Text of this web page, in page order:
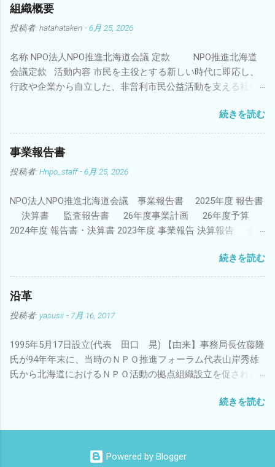
組織概要
投稿者: hatahataken -6月 25, 2026
名称 NPO法人NPO推進北海道会議 定款 NPO推進北海道
会議定款 活動内容 市民を主役とする新しい時代に即応し、
行政や企業から自立した、非営利市民公益活動を支える社会
北海道に作ることを目的とし、１９９５年５月に結成されま
した。 NPOを広めるための広報活動、フォーラムやシンポジ
ウムなどの開催、NPO市民講座の開催、行政との連携、政策
提言活動、情報の提供活動を行っています。 所在地 北海道
札幌市西区発寒十三条５丁目２番６号 メール
0974 月～金曜日10：00～18：00 ■会員数（2025年度末時点）
個人会員 35 団体会員 38 ◇代表理事 2026
年度・27年度 角 一典 北海道教育大学教育学部旭川校教授
議会議員 定森 光 佐藤 隆 北海道ふるさと回帰支援セ
ンター理事長 中西 希恵 NPO法人バイオ炭推進北海道会
議 代表理事 高山 大祐 監事 西城戸 誠 早稲田大学 文学
2005年度 2006年度 2007年度 2008年度 2009年度
続きを読む
事業報告書
投稿者: Hnpo_staff -6月 25, 2026
NPO法人NPO推進北海道会議 事業報告書 2025年度 報告書
決算書 監査報告書 26年度事業計画 26年度予算
2024年度 報告書・決算書 2023年度 事業報告 決算報告 会
度決算書・予算書 2021年度 2020年度 2019年度 2018年度
2016年度事業報告書 2015年度事業報告書 2014年度事業報告
書 2013年度事業報告書 2012年度事業報告書 2011年度事業報
告 2010年度事業報告
続きを読む
沿革
投稿者: yasusii - 7月 16, 2017
1995年5月17日設立(代表 田口 晃) 【由来】事務局長佐藤隆
氏が94年年末に、当時のＮＰＯ推進フォーラム代表山岸秀雄
氏から北海道におけるＮＰＯ活動の拠点組織設立を促された
一つであるソーシャルインパクトボンドや社会的インパクト
会を実施（2017年度も継続実施) 。 報告書PDFファイル
関係者をゲストスピーカーに招き、異分野の交流を図る
続きを読む
Powered by Blogger